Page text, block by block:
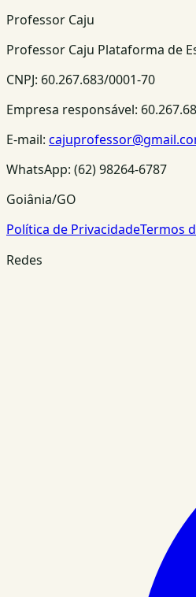
Professor Caju
Professor Caju Plataforma de
CNPJ: 60.267.683/0001-70
Empresa responsável:
E-mail:
WhatsApp: (62) 98264-6787
Goiânia/GO
Política de PrivacidadeTermos
Redes